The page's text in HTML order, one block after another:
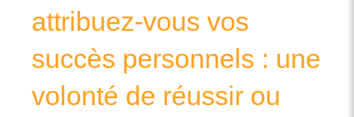
attribuez-vous vos
succès personnels : une
volonté de réussir ou